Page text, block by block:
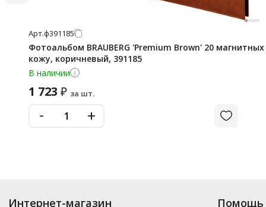
Арт.ф391185
Фотоальбом BRAUBERG 'Premium Brown' 20
кожу, коричневый, 391185
В наличии
1 723 ₽ за шт.
- +
Интернет-магазин Помощь